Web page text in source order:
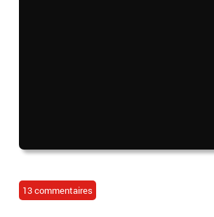
13 commentaires